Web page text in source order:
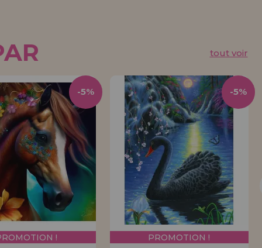
tout voir
!
-5%
PROMOTION !
-5%